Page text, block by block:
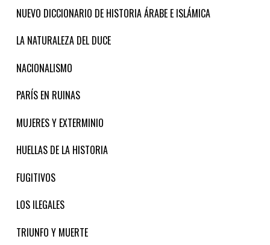
NUEVO DICCIONARIO DE HISTORIA ÁRABE E ISLÁMICA
LA NATURALEZA DEL DUCE
NACIONALISMO
PARÍS EN RUINAS
MUJERES Y EXTERMINIO
HUELLAS DE LA HISTORIA
FUGITIVOS
LOS ILEGALES
TRIUNFO Y MUERTE